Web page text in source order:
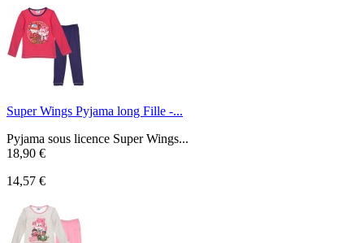
Super Wings Pyjama long Fille -...
Pyjama sous licence Super Wings...
18,90 €
14,57 €